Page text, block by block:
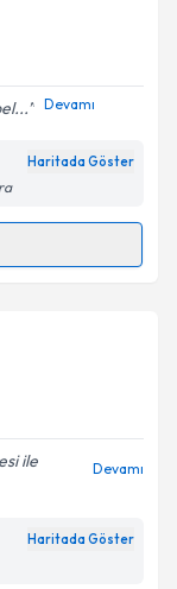
belirtilen
Devamı
Haritada Göster
talebi
için bir
Aydınlatma
belirtilen
ile
Devamı
Haritada Göster